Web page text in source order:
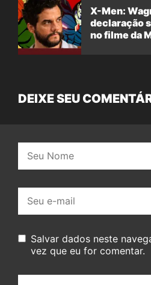
X-Men:
declaração
no filme da
DEIXE SEU
mail:
Salvar dados neste
vez que eu for comentar.